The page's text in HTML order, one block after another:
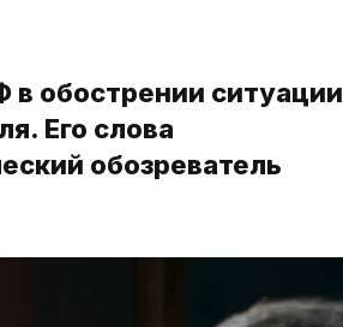
в обострении ситуации
Его слова
обозреватель